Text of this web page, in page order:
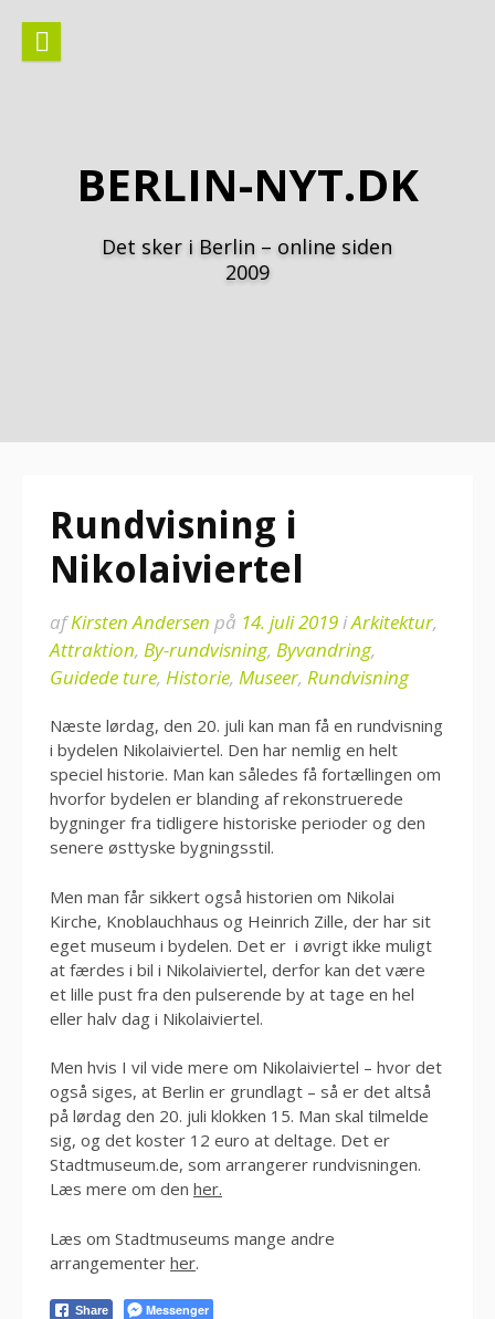
indhold
BERLIN-NYT.DK
Det sker i Berlin – online siden
2009
Rundvisning i
Nikolaiviertel
afKirsten Andersen på 14. juli 2019iArkitektur,
Attraktion, By-rundvisning, Byvandring,
Guidede ture, Historie, Museer, Rundvisning
Næste lørdag, den 20. juli kan man få en rundvisning
i bydelen Nikolaiviertel. Den har nemlig en helt
speciel historie. Man kan således få fortællingen om
hvorfor bydelen er blanding af rekonstruerede
bygninger fra tidligere historiske perioder og den
senere østtyske bygningsstil.
Men man får sikkert også historien om Nikolai
Kirche, Knoblauchhaus og Heinrich Zille, der har sit
eget museum i bydelen. Det er i øvrigt ikke muligt
at færdes i bil i Nikolaiviertel, derfor kan det være
et lille pust fra den pulserende by at tage en hel
eller halv dag i Nikolaiviertel.
Men hvis I vil vide mere om Nikolaiviertel – hvor det
også siges, at Berlin er grundlagt – så er det altså
på lørdag den 20. juli klokken 15. Man skal tilmelde
sig, og det koster 12 euro at deltage. Det er
Stadtmuseum.de, som arrangerer rundvisningen.
Læs mere om den her.
Læs om Stadtmuseums mange andre
arrangementer her.
Share Messenger